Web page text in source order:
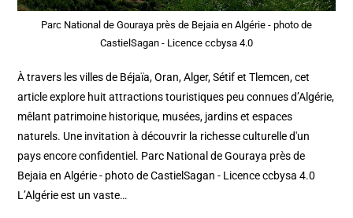
Parc National de Gouraya près de Bejaia en Algérie - photo de
CastielSagan - Licence ccbysa 4.0
À travers les villes de Béjaïa, Oran, Alger, Sétif et Tlemcen, cet
article explore huit attractions touristiques peu connues d’Algérie,
mêlant patrimoine historique, musées, jardins et espaces
naturels. Une invitation à découvrir la richesse culturelle d'un
pays encore confidentiel. Parc National de Gouraya près de
Bejaia en Algérie - photo de CastielSagan - Licence ccbysa 4.0
L’Algérie est un vaste…